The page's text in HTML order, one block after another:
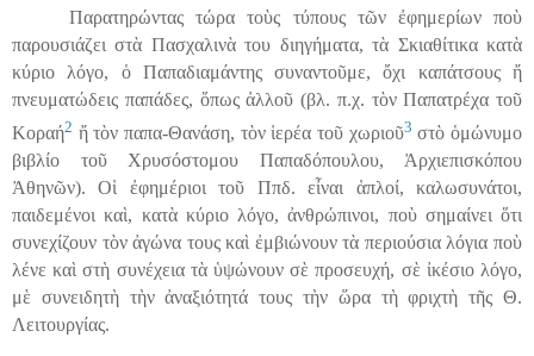
Παρατηρώντας τώρα τοὺς τύπους τῶν ἐφημερίων ποὺ
παρουσιάζει στὰ Πασχαλινὰ του διηγήματα, τὰ Σκιαθίτικα κατὰ
κύριο λόγο, ὁ Παπαδιαμάντης συναντοῦμε, ὄχι καπάτσους ἤ
πνευματώδεις παπάδες, ὅπως ἀλλοῦ (βλ. π.χ. τὸν Παπατρέχα τοῦ
Κοραή2 ἤ τὸν παπα-Θανάση, τὸν ἱερέα τοῦ χωριοῦ3 στὸ ὁμώνυμο
βιβλίο τοῦ Χρυσόστομου Παπαδόπουλου, Ἀρχιεπισκόπου
Ἀθηνῶν). Οἱ ἐφημέριοι τοῦ Ππδ. εἶναι ἁπλοί, καλωσυνάτοι,
παιδεμένοι καὶ, κατὰ κύριο λόγο, ἀνθρώπινοι, ποὺ σημαίνει ὅτι
συνεχίζουν τὸν ἀγώνα τους καὶ ἐμβιώνουν τὰ περιούσια λόγια ποὺ
λένε καὶ στὴ συνέχεια τὰ ὑψώνουν σὲ προσευχή, σὲ ἰκέσιο λόγο,
μὲ συνειδητὴ τὴν ἀναξιότητά τους τὴν ὥρα τὴ φριχτὴ τῆς Θ.
Λειτουργίας.